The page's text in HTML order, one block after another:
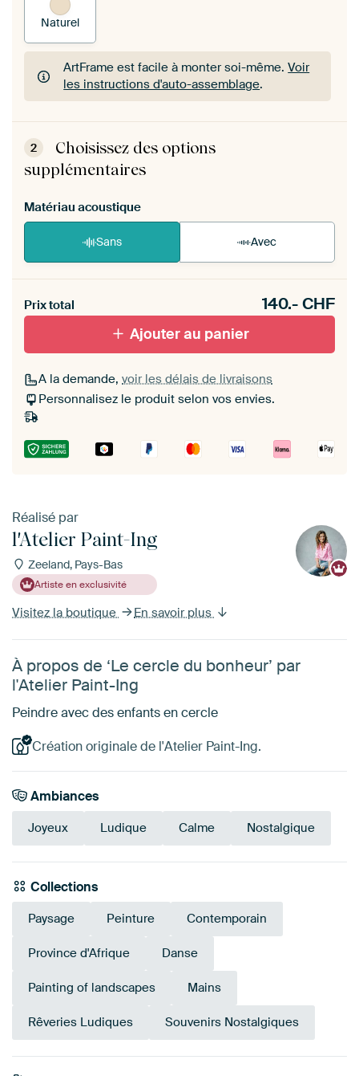
Naturel
ArtFrame est facile à monter soi-même.Voir
les instructions d'auto-assemblage.
ArtFrame est facile à monter soi-même.Voir
les instructions d'auto-assemblage
2
supplémentaires
Matériau acoustique
Sans Avec
materiaal toe aan je ArtFrame set.
Prix total 140.-CHF
Ajouter au panier
A la demande, voir les délais de livraisons
Personnalisez le produit selon vos envies.
Réalisé par
l'Atelier Paint-Ing
Zeeland, Pays-Bas
Artiste en exclusivité
Visitez la boutique En savoir plus
À propos de ‘Le cercle du bonheur’ par
l'Atelier Paint-Ing
Peindre avec des enfants en cercle
Création originale de l'Atelier Paint-Ing.
Ambiances
Joyeux Ludique Calme Nostalgique
Collections
Paysage Peinture Contemporain
Province d'Afrique Danse
Painting of landscapes Mains
Rêveries Ludiques Souvenirs Nostalgiques